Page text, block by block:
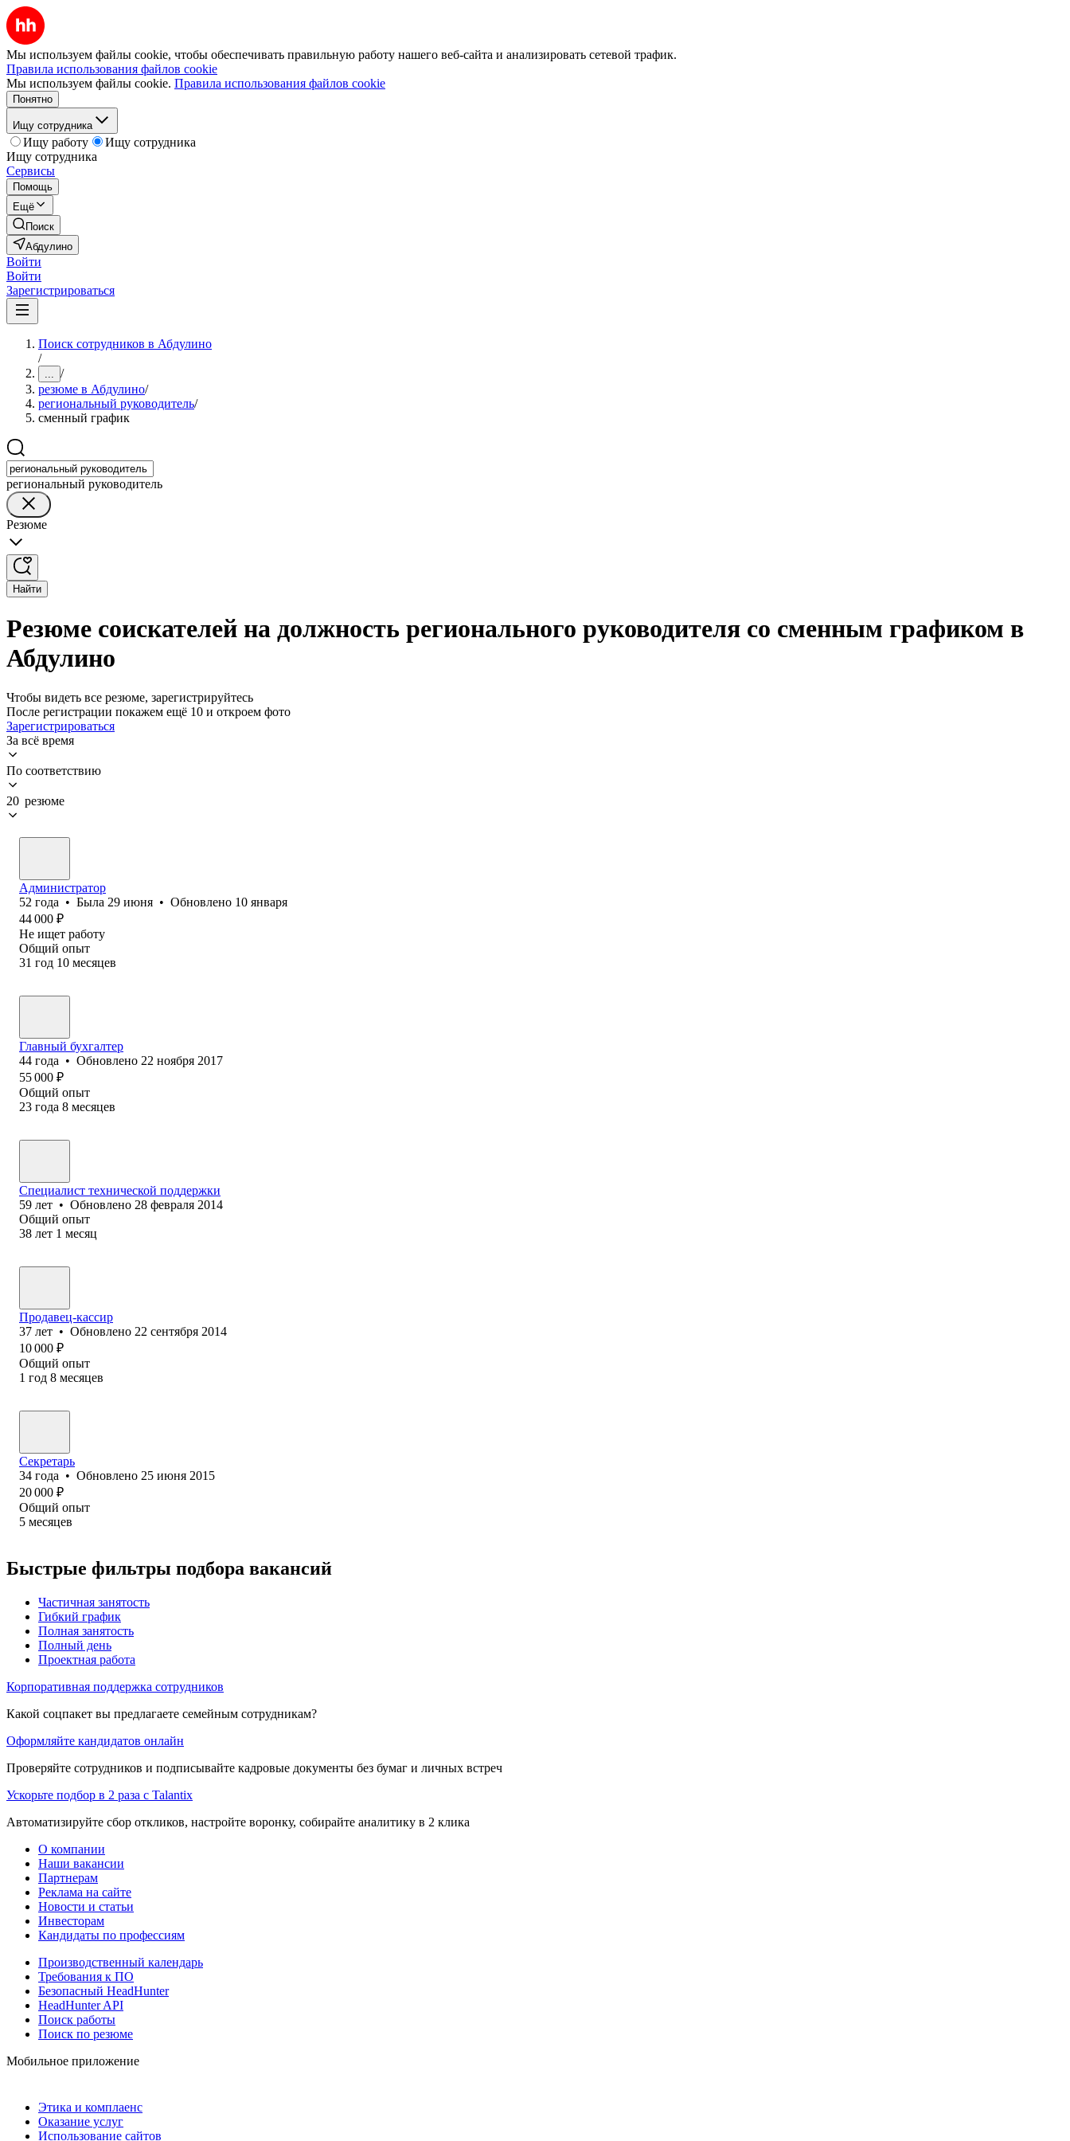
Мы используем файлы cookie, чтобы обеспечивать правильную работу нашего веб-сайта и анализировать сетевой трафик.
Правила использования файлов cookie
Мы используем файлы cookie. Правила использования файлов cookie
Понятно
Ищу сотрудника
Ищу работу
Ищу сотрудника
Ищу сотрудника
Сервисы
Помощь
Ещё
Поиск
Абдулино
Войти
Войти
Зарегистрироваться
Поиск сотрудников в Абдулино
/
... /
резюме в Абдулино/
региональный руководитель/
сменный график
региональный руководитель
Резюме
Найти
Резюме соискателей на должность регионального руководителя со сменным графиком в
Абдулино
Чтобы видеть все резюме, зарегистрируйтесь
После регистрации покажем ещё 10 и откроем фото
Зарегистрироваться
За всё время
По соответствию
20 резюме
Администратор
52 года • Была 29 июня • Обновлено 10 января
44 000 ₽
Не ищет работу
Общий опыт
31 год 10 месяцев
Главный бухгалтер
44 года • Обновлено 22 ноября 2017
55 000 ₽
Общий опыт
23 года 8 месяцев
Специалист технической поддержки
59 лет • Обновлено 28 февраля 2014
Общий опыт
38 лет 1 месяц
Продавец-кассир
37 лет • Обновлено 22 сентября 2014
10 000 ₽
Общий опыт
1 год 8 месяцев
Секретарь
34 года • Обновлено 25 июня 2015
20 000 ₽
Общий опыт
5 месяцев
Быстрые фильтры подбора вакансий
Частичная занятость
Гибкий график
Полная занятость
Полный день
Проектная работа
Корпоративная поддержка сотрудников
Какой соцпакет вы предлагаете семейным сотрудникам?
Оформляйте кандидатов онлайн
Проверяйте сотрудников и подписывайте кадровые документы без бумаг и личных встреч
Ускорьте подбор в 2 раза с Talantix
Автоматизируйте сбор откликов, настройте воронку, собирайте аналитику в 2 клика
О компании
Наши вакансии
Партнерам
Реклама на сайте
Новости и статьи
Инвесторам
Кандидаты по профессиям
Производственный календарь
Требования к ПО
Безопасный HeadHunter
HeadHunter API
Поиск работы
Поиск по резюме
Мобильное приложение
Этика и комплаенс
Оказание услуг
Использование сайтов